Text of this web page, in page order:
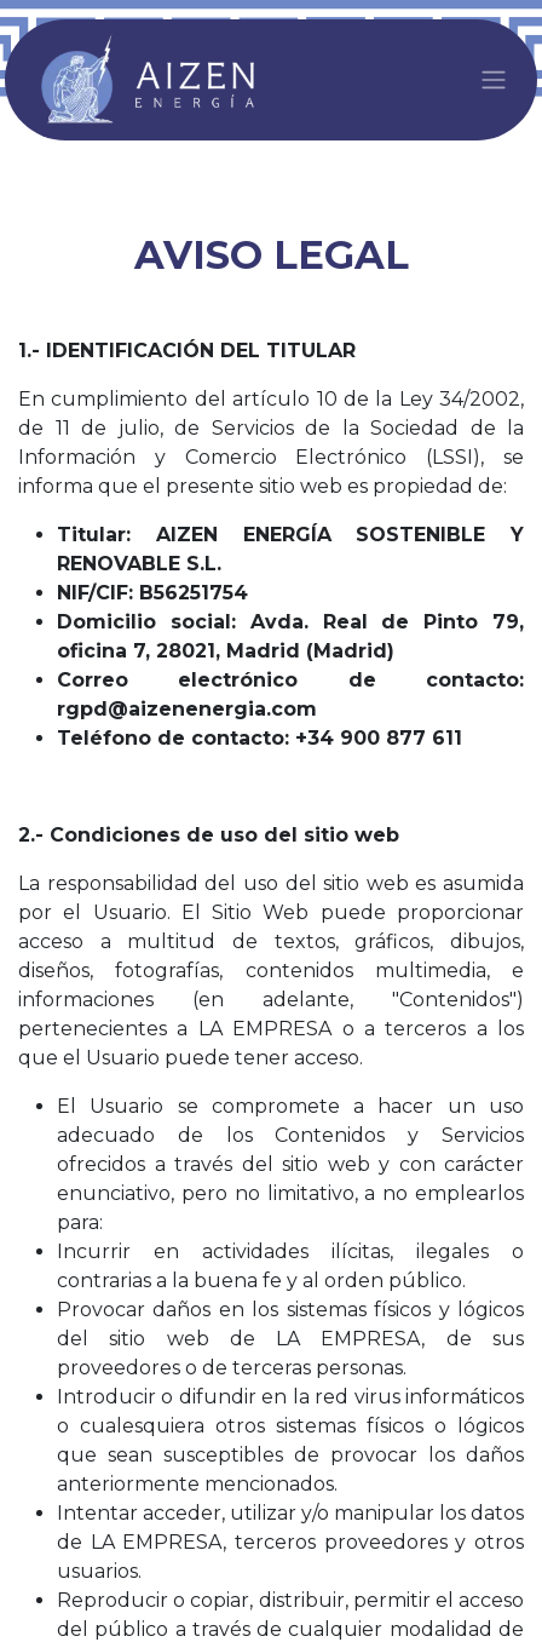
Ir al contenido
AVISO LEGAL
1.- IDENTIFICACIÓN DEL TITULAR
En cumplimiento del artículo 10 de la Ley 34/2002,
de 11 de julio, de Servicios de la Sociedad de la
Información y Comercio Electrónico (LSSI), se
informa que el presente sitio web es propiedad de:
Titular: AIZEN ENERGÍA SOSTENIBLE Y
RENOVABLE S.L.
NIF/CIF: B56251754
Domicilio social: Avda. Real de Pinto 79,
oficina 7, 28021, Madrid (Madrid)
Correo electrónico de contacto:
rgpd@aizenenergia.com
Teléfono de contacto: +34 900 877 611
2.- Condiciones de uso del sitio web
La responsabilidad del uso del sitio web es asumida
por el Usuario. El Sitio Web puede proporcionar
acceso a multitud de textos, gráficos, dibujos,
diseños, fotografías, contenidos multimedia, e
informaciones (en adelante, "Contenidos")
pertenecientes a LA EMPRESA o a terceros a los
que el Usuario puede tener acceso.
El Usuario se compromete a hacer un uso
adecuado de los Contenidos y Servicios
ofrecidos a través del sitio web y con carácter
enunciativo, pero no limitativo, a no emplearlos
para:
Incurrir en actividades ilícitas, ilegales o
contrarias a la buena fe y al orden público.
Provocar daños en los sistemas físicos y lógicos
del sitio web de LA EMPRESA, de sus
proveedores o de terceras personas.
Introducir o difundir en la red virus informáticos
o cualesquiera otros sistemas físicos o lógicos
que sean susceptibles de provocar los daños
anteriormente mencionados.
Intentar acceder, utilizar y/o manipular los datos
de LA EMPRESA, terceros proveedores y otros
usuarios.
Reproducir o copiar, distribuir, permitir el acceso
del público a través de cualquier modalidad de